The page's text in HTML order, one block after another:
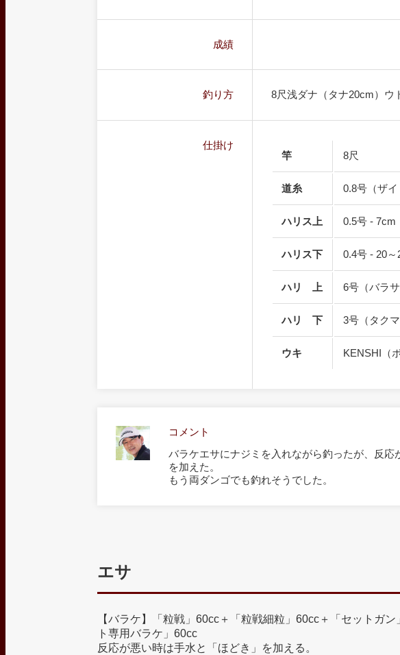
成績
釣り方 8尺浅ダナ（タナ20cm）ウ
仕掛け
竿
8尺
道糸 0.8号（ザ
ハリス上 0.5号 - 7cm
ハリス下 0.4号 - 20
ハリ 上 6号（バラ
ハリ 下 3号（タク
ウキ KENSHI（
コメント
バラケエサにナジミを入れながら釣ったが、反
を加えた。
もう両ダンゴでも釣れそうでした。
エサ
【バラケ】「粒戦」60cc＋「粒戦細粒」60cc＋「セットガ
ト専用バラケ」60cc
反応が悪い時は手水と「ほどき」を加える。